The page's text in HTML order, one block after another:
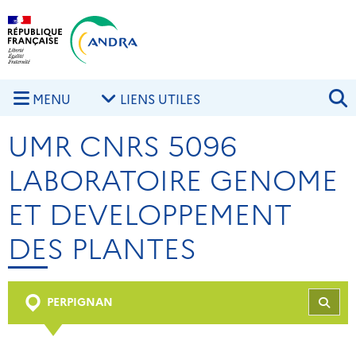
Aller au contenu principal
MENU LIENS UTILES
UMR CNRS 5096
LABORATOIRE GENOME
ET DEVELOPPEMENT
DES PLANTES
PERPIGNAN